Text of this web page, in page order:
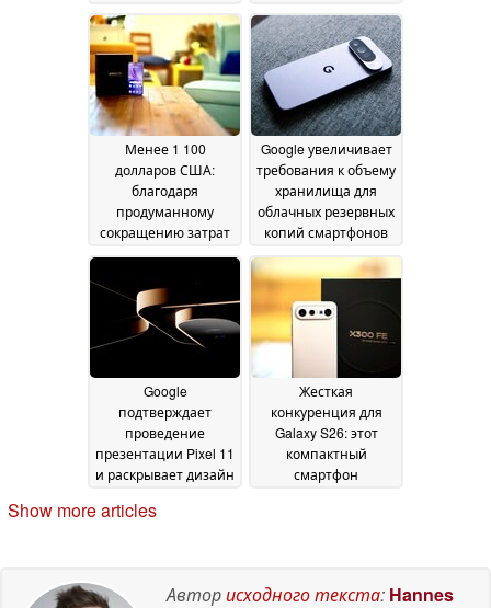
всасывания 280 AW
и автономностью 90
минут09 July 2026
поколения09 July 2026
Менее 1 100
долларов США:
благодаря
продуманному
сокращению затрат
серьёзную
конкуренцию
смартфонам
2026
Google увеличивает
требования к объему
хранилища для
облачных резервных
копий смартфонов
»08 July 2026
Google
подтверждает
проведение
презентации Pixel 11
и раскрывает дизайн
Жесткая
конкуренция для
Galaxy S26: этот
компактный
смартфон
Show more articles
Авторисходного текста: Hannes